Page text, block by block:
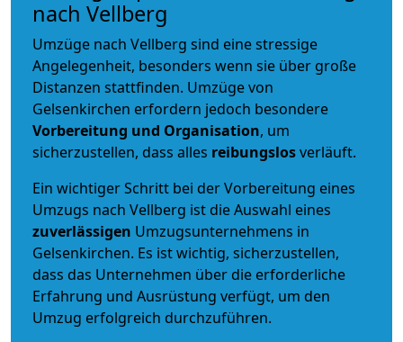
nach Vellberg
Umzüge nach Vellberg sind eine stressige
Angelegenheit, besonders wenn sie über große
Distanzen stattfinden. Umzüge von
Gelsenkirchen erfordern jedoch besondere
Vorbereitung und Organisation, um
sicherzustellen, dass alles reibungslosverläuft.
Ein wichtiger Schritt bei der Vorbereitung eines
Umzugs nach Vellberg ist die Auswahl eines
zuverlässigen Umzugsunternehmens in
Gelsenkirchen. Es ist wichtig, sicherzustellen,
dass das Unternehmen über die erforderliche
Erfahrung und Ausrüstung verfügt, um den
Umzug erfolgreich durchzuführen.